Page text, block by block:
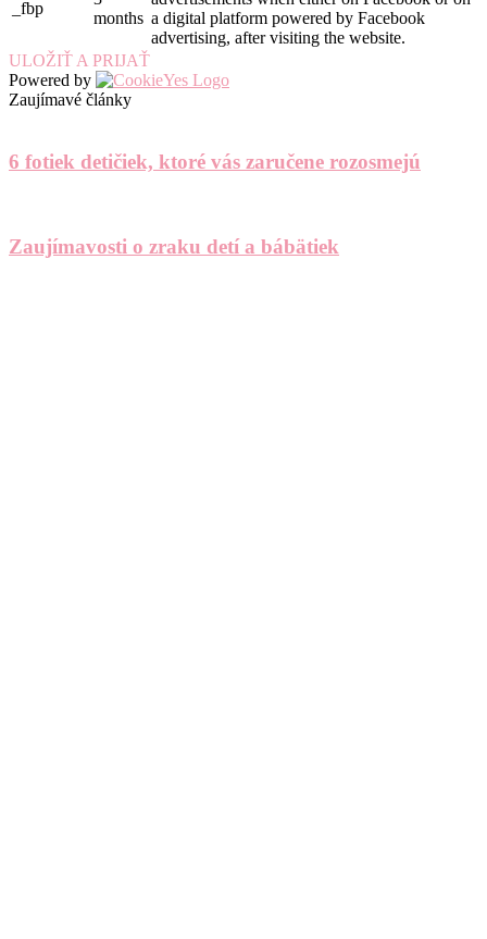
_fbp
months a digital platform powered by Facebook
advertising, after visiting the website.
ULOŽIŤ A PRIJAŤ
Powered by
Zaujímavé články
6 fotiek detičiek, ktoré vás zaručene rozosmejú
Zaujímavosti o zraku detí a bábätiek